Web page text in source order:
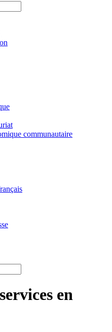
communautaire
en